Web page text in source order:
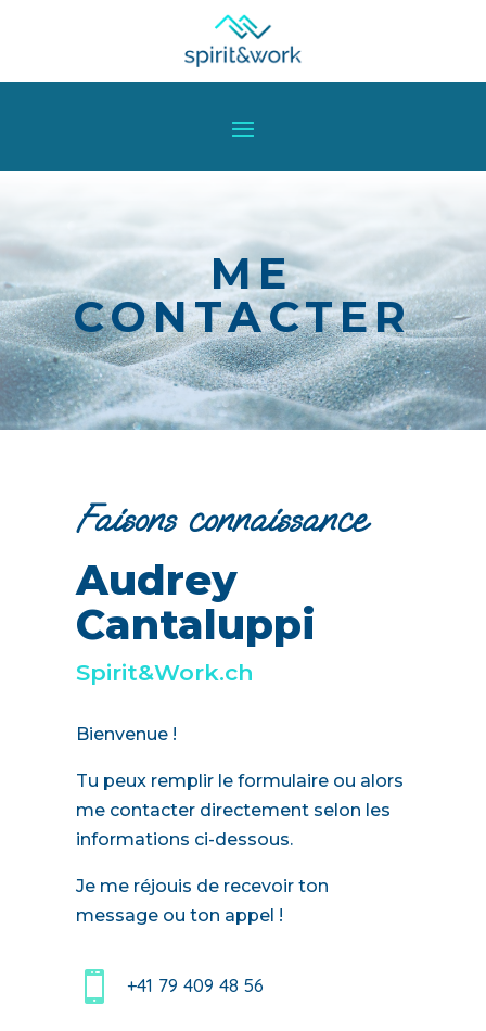
ME
CONTACTER
Faisons connaissance
Audrey
Cantaluppi
Spirit&Work.ch
Bienvenue !
Tu peux remplir le formulaire ou alors
me contacter directement selon les
informations ci-dessous.
Je me réjouis de recevoir ton
message ou ton appel !
 +41 79 409 48 56